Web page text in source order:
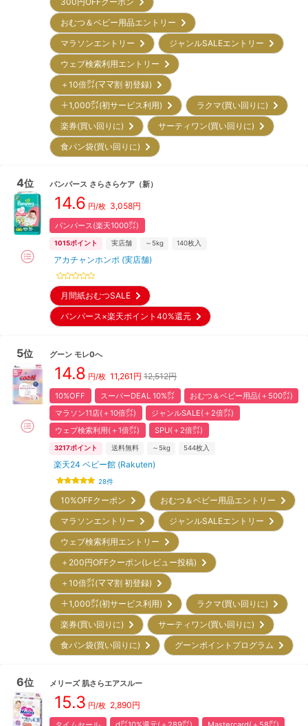
おむつ＆ベビー用品エントリー
マラソンエントリー
ジャンルSALEエントリー
ウェブ検索利用エントリー
＋10倍㌽(ママ割 初登録)
＋1,000㌽(初サービス利用)
ラクマ(買い回りに)
楽券(買い回りに)
サーティワン(買い回りに)
食パン袋(買い回りに)
4位 パンパース さらさらケア （新）
14.6 円/枚 3,058円
パンパース(楽天1000㌽)
1015ポイント 実店舗 ～5kg 140枚入
アカチャンホンポ (実店舗)
月間紙おむつSALE
パンパース×楽天ポイント40%還元
5位 グーン モレ0へ
14.8 円/枚 11,261 円 12,512円
10%OFF スーパーDEAL 10%㌽
おむつ＆ベビー用品(＋500㌽)
マラソン11店(＋10倍㌽)
ジャンルSALE(＋2倍㌽)
ウェブ検索利用(＋1倍㌽)
SPU(＋2倍㌽)
3217ポイント 送料無料 ～5kg 544枚入
楽天24 ベビー館 (Rakuten)
28件
10%OFFクーポン
おむつ＆ベビー用品エントリー
マラソンエントリー
ジャンルSALEエントリー
ウェブ検索利用エントリー
＋200円OFFクーポン(レビュー投稿)
＋10倍㌽(ママ割 初登録)
＋1,000㌽(初サービス利用)
ラクマ(買い回りに)
楽券(買い回りに)
サーティワン(買い回りに)
食パン袋(買い回りに)
グーンポイントプログラム
6位 メリーズ 肌さらエアスルー
15.3 円/枚 2,890円